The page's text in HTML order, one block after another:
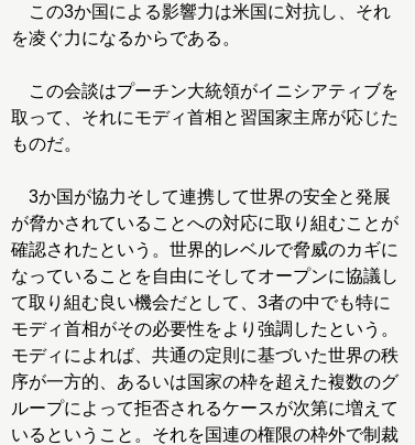
この3か国による影響力は米国に対抗し、それ
を凌ぐ力になるからである。
この会談はプーチン大統領がイニシアティブを
取って、それにモディ首相と習国家主席が応じた
ものだ。
3か国が協力そして連携して世界の安全と発展
が脅かされていることへの対応に取り組むことが
確認されたという。世界的レベルで脅威のカギに
なっていることを自由にそしてオープンに協議し
て取り組む良い機会だとして、3者の中でも特に
モディ首相がその必要性をより強調したという。
モディによれば、共通の定則に基づいた世界の秩
序が一方的、あるいは国家の枠を超えた複数のグ
ループによって拒否されるケースが次第に増えて
いるということ。それを国連の権限の枠外で制裁